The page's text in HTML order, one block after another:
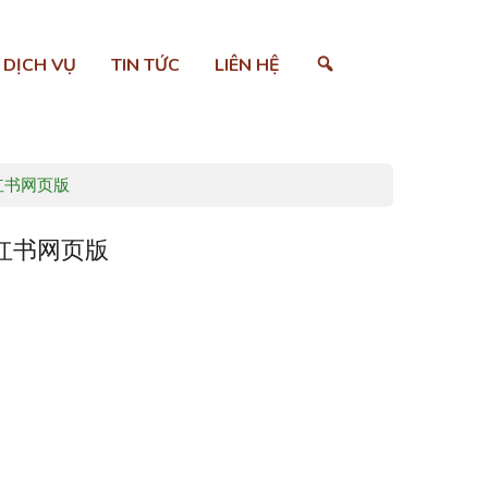
DỊCH VỤ TIN TỨC LIÊN HỆ
网页版
书网页版